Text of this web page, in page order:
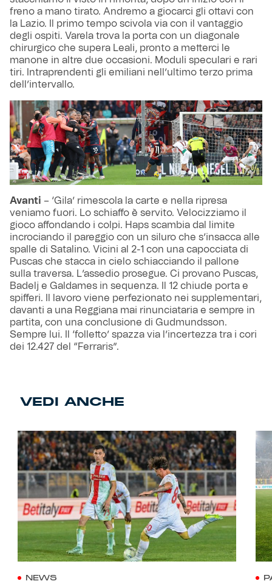
freno a mano tirato. Andremo a giocarci gli ottavi con
la Lazio. Il primo tempo scivola via con il vantaggio
degli ospiti. Varela trova la porta con un diagonale
chirurgico che supera Leali, pronto a metterci le
manone in altre due occasioni. Moduli speculari e rari
tiri. Intraprendenti gli emiliani nell’ultimo terzo prima
dell’intervallo.
Avanti – ‘Gila’ rimescola la carte e nella ripresa
veniamo fuori. Lo schiaffo è servito. Velocizziamo il
gioco affondando i colpi. Haps scambia dal limite
incrociando il pareggio con un siluro che s’insacca alle
spalle di Satalino. Vicini al 2-1 con una capocciata di
Puscas che stacca in cielo schiacciando il pallone
sulla traversa. L’assedio prosegue. Ci provano Puscas,
Badelj e Galdames in sequenza. Il 12 chiude porta e
spifferi. Il lavoro viene perfezionato nei supplementari,
davanti a una Reggiana mai rinunciataria e sempre in
partita, con una conclusione di Gudmundsson.
Sempre lui. Il ‘folletto’ spazza via l’incertezza tra i cori
dei 12.427 del “Ferraris”.
VEDI ANCHE
NEWS